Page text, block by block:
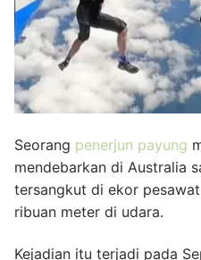
Seorang penerjun payung
mendebarkan di Australia
tersangkut di ekor
ribuan meter di udara.
Kejadian itu terjadi pada